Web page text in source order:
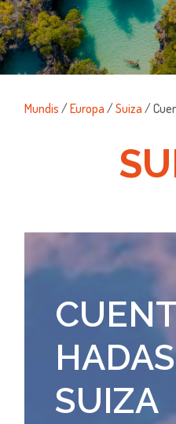
Mundis /Europa /Suiza /
SUIZA